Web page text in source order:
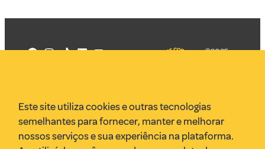
VR Assessoria
Parcerias
Envie uma pauta
©2025
Este site utiliza cookies e outras tecnologias
semelhantes para fornecer, manter e melhorar
nossos serviços e sua experiência na plataforma.